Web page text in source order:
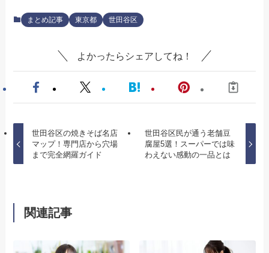
まとめ記事 東京都 世田谷区
よかったらシェアしてね！
世田谷区の焼きそば名店
マップ！専門店から穴場
まで完全網羅ガイド
世田谷区民が通う老舗豆
腐屋5選！スーパーでは味
わえない感動の一品とは
関連記事